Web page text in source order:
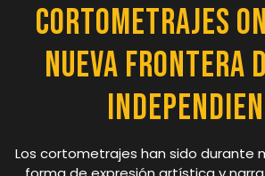
Cortometrajes
Nueva Frontera
Los cortometrajes han sido durante